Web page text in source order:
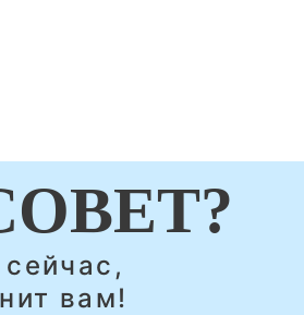
вам!